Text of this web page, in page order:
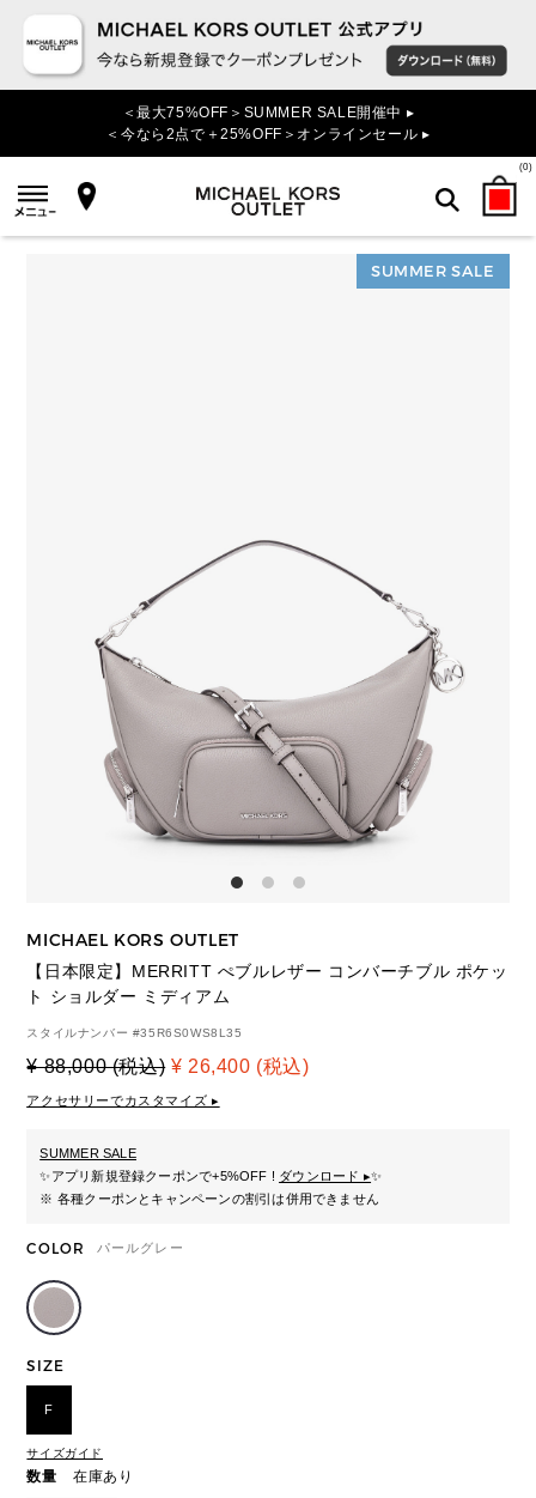
＜最大75%OFF＞SUMMER SALE開催中 ▸
＜今なら2点で＋25%OFF＞オンラインセール ▸
(0)
検索
SUMMER SALE
MICHAEL KORS OUTLET
【日本限定】MERRITT ぺブルレザー コンバーチブル ポケッ
ト ショルダー ミディアム
スタイルナンバー #35R6S0WS8L35
¥ 88,000 (税込) ¥ 26,400 (税込)
アクセサリーでカスタマイズ ▸
SUMMER SALE
✨アプリ新規登録クーポンで+5%OFF ! ダウンロード ▸✨
※ 各種クーポンとキャンペーンの割引は併用できません
COLOR パールグレー
SIZE
F
サイズガイド
数量 在庫あり